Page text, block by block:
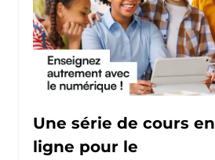
Une série de cours en
ligne pour le